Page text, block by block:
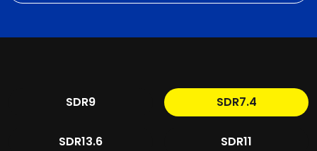
SDR7.4
SDR9
SDR11
SDR13.6